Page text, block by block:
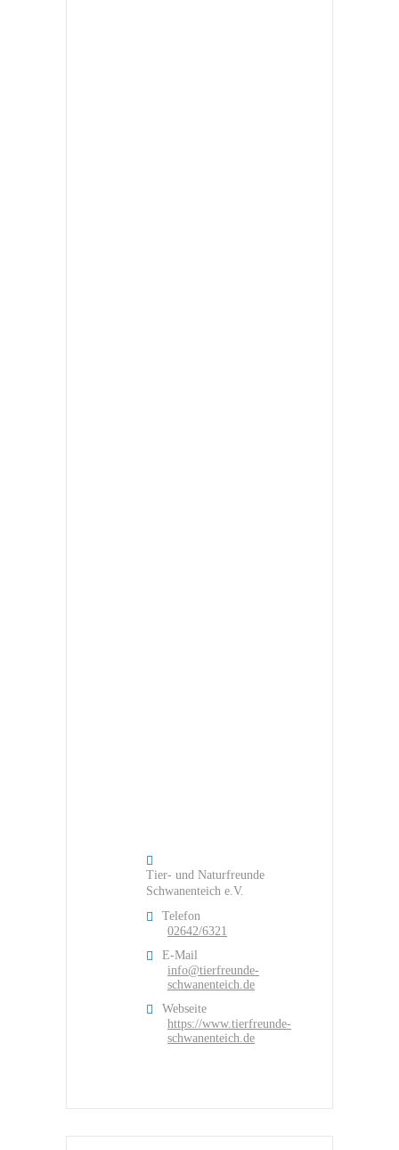
Tier- und Naturfreunde
Schwanenteich e.V.
Telefon
02642/6321
E-Mail
info@tierfreunde-
schwanenteich.de
Webseite
https://www.tierfreunde-
schwanenteich.de